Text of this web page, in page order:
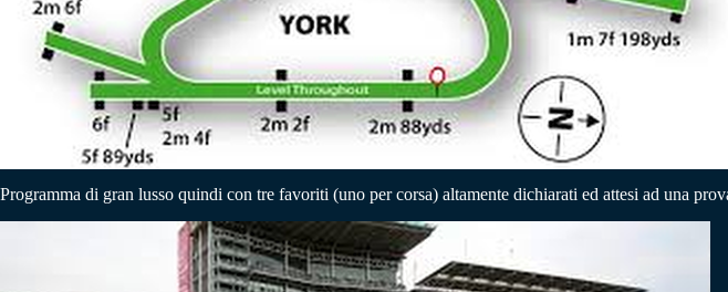
Programma di gran lusso quindi con tre favoriti (uno per corsa) altamente dichiarati ed attesi ad una